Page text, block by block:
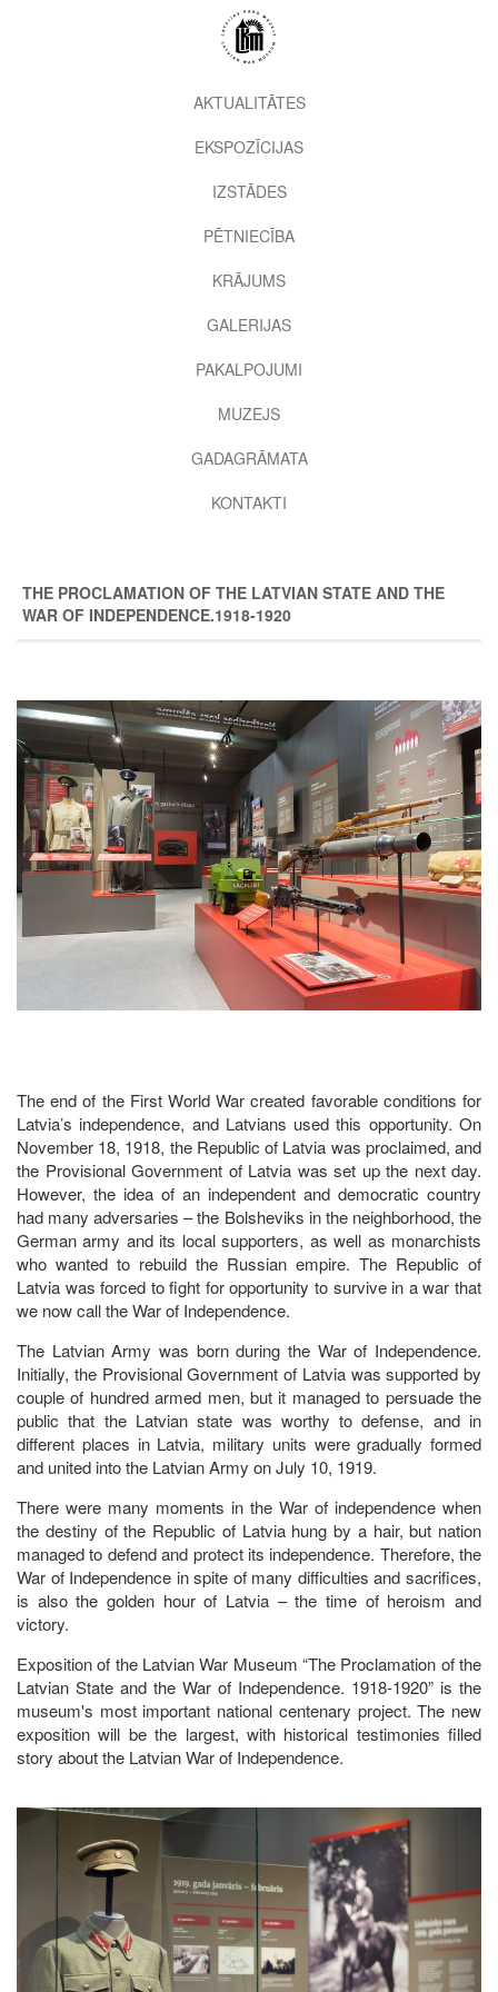
2nd
level
AKTUALITĀTES
EKSPOZĪCIJAS
IZSTĀDES
PĒTNIECĪBA
KRĀJUMS
GALERIJAS
PAKALPOJUMI
MUZEJS
GADAGRĀMATA
KONTAKTI
THE PROCLAMATION OF THE LATVIAN STATE AND THE
WAR OF INDEPENDENCE.1918-1920
Image
The end of the First World War created favorable conditions for
Latvia’s independence, and Latvians used this opportunity. On
November 18, 1918, the Republic of Latvia was proclaimed, and
the Provisional Government of Latvia was set up the next day.
However, the idea of an independent and democratic country
had many adversaries – the Bolsheviks in the neighborhood, the
German army and its local supporters, as well as monarchists
who wanted to rebuild the Russian empire. The Republic of
Latvia was forced to fight for opportunity to survive in a war that
we now call the War of Independence.
The Latvian Army was born during the War of Independence.
Initially, the Provisional Government of Latvia was supported by
couple of hundred armed men, but it managed to persuade the
public that the Latvian state was worthy to defense, and in
different places in Latvia, military units were gradually formed
and united into the Latvian Army on July 10, 1919.
There were many moments in the War of independence when
the destiny of the Republic of Latvia hung by a hair, but nation
managed to defend and protect its independence. Therefore, the
War of Independence in spite of many difficulties and sacrifices,
is also the golden hour of Latvia – the time of heroism and
victory.
Exposition of the Latvian War Museum “The Proclamation of the
Latvian State and the War of Independence. 1918-1920” is the
museum's most important national centenary project. The new
exposition will be the largest, with historical testimonies filled
story about the Latvian War of Independence.
Image